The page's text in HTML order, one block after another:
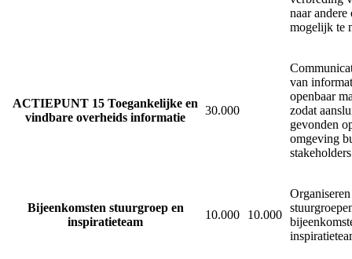
naar andere
mogelijk te
ACTIEPUNT 15 Toegankelijke en
vindbare overheids informatie
30.000
van
openbaar
zodat
gevonden
omgeving
stakeholders
Bijeenkomsten stuurgroep en
inspiratieteam
10.000 10.000